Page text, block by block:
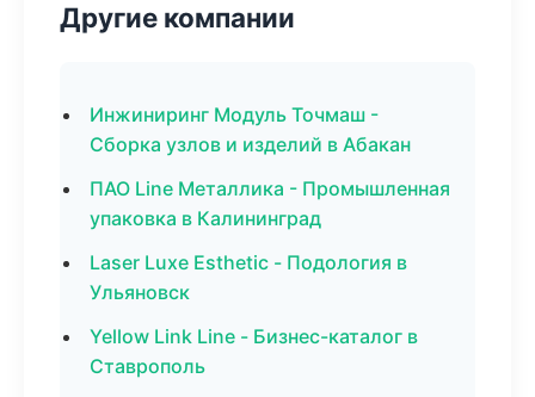
Другие компании
Инжиниринг Модуль Точмаш -
Сборка узлов и изделий в Абакан
ПАО Line Металлика - Промышленная
упаковка в Калининград
Laser Luxe Esthetic - Подология в
Ульяновск
Yellow Link Line - Бизнес-каталог в
Ставрополь